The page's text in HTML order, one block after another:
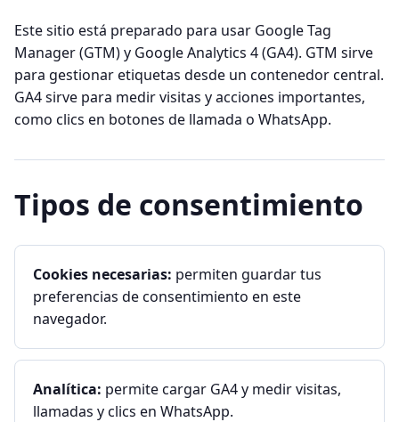
Este sitio está preparado para usar Google Tag
Manager (GTM) y Google Analytics 4 (GA4). GTM sirve
para gestionar etiquetas desde un contenedor central.
GA4 sirve para medir visitas y acciones importantes,
como clics en botones de llamada o WhatsApp.
Tipos de consentimiento
Cookies necesarias: permiten guardar tus
preferencias de consentimiento en este
navegador.
Analítica: permite cargar GA4 y medir visitas,
llamadas y clics en WhatsApp.